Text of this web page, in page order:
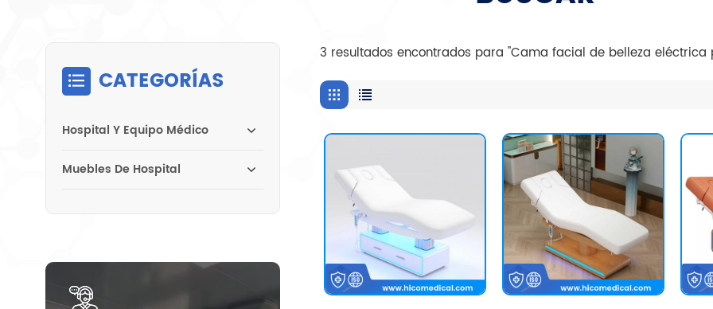
3 resultados encontrados para "Cama facial de belleza eléctrica
CATEGORÍAS
Hospital Y Equipo Médico
Muebles De Hospital